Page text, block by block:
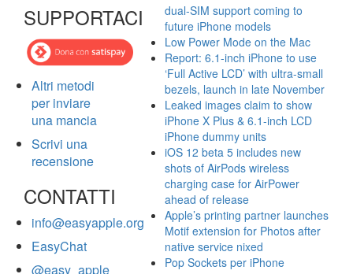
SUPPORTACI
Altri metodi
per inviare
una mancia
Scrivi una
recensione
CONTATTI
info@easyapple.org
EasyChat
@easy_apple
dual-SIM support coming to
future iPhone models
Low Power Mode on the Mac
Report: 6.1-inch iPhone to use
‘Full Active LCD’ with ultra-small
bezels, launch in late November
Leaked images claim to show
iPhone X Plus & 6.1-inch LCD
iPhone dummy units
iOS 12 beta 5 includes new
shots of AirPods wireless
charging case for AirPower
ahead of release
Apple’s printing partner launches
Motif extension for Photos after
native service nixed
Pop Sockets per iPhone